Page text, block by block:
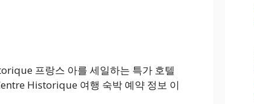
프랑스 아를 세일하는 특가 호텔
Historique 여행 숙박 예약 정보 이